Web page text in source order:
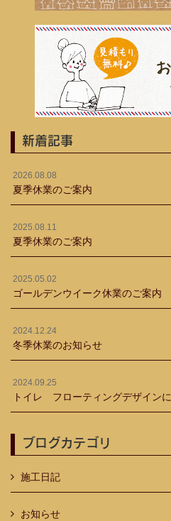
新着記事
2026.08.08
夏季休業のご案内
2025.08.11
夏季休業のご案内
2025.05.02
ゴールデンウイーク休業のご案内
2024.12.24
冬季休業のお知らせ
2024.09.25
トイレ フローティングデザインに
ブログカテゴリ
施工日記
お知らせ